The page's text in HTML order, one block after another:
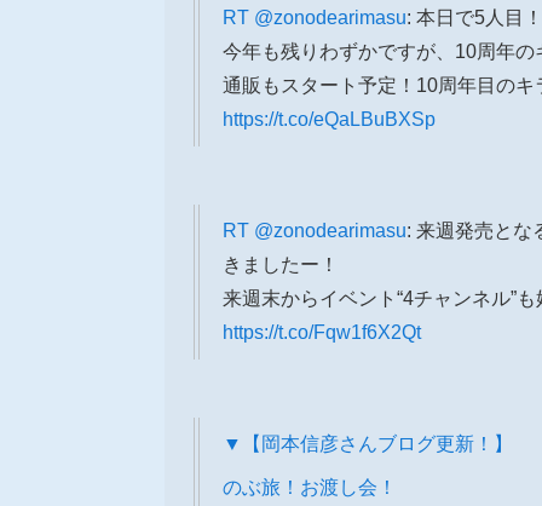
RT @zonodearimasu: 本日で5人目！
今年も残りわずかですが、10周年
通販もスタート予定！10周年目のキ
https://t.co/eQaLBuBXSp
RT @zonodearimasu: 来週発売とな
きましたー！
来週末からイベント“4チャンネル”
https://t.co/Fqw1f6X2Qt
▼【岡本信彦さんブログ更新！】
のぶ旅！お渡し会！